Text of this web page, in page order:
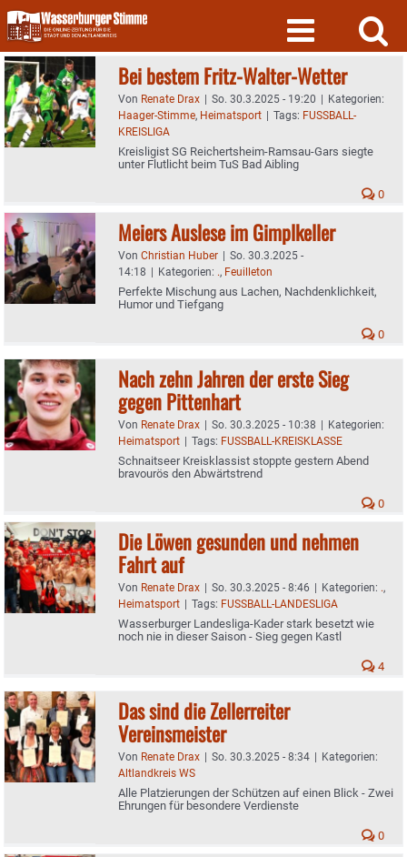
Skip
to
content
Bei bestem Fritz-Walter-Wetter
Von Renate Drax | So. 30.3.2025 - 19:20 | Kategorien:
Haager-Stimme, Heimatsport | Tags: FUSSBALL-
KREISLIGA
Kreisligist SG Reichertsheim-Ramsau-Gars siegte
unter Flutlicht beim TuS Bad Aibling
0
Meiers Auslese im Gimplkeller
Von Christian Huber | So. 30.3.2025 -
14:18 | Kategorien: ., Feuilleton
Perfekte Mischung aus Lachen, Nachdenklichkeit,
Humor und Tiefgang
0
Nach zehn Jahren der erste Sieg
gegen Pittenhart
Von Renate Drax | So. 30.3.2025 - 10:38 | Kategorien:
Heimatsport | Tags: FUSSBALL-KREISKLASSE
Schnaitseer Kreisklassist stoppte gestern Abend
bravourös den Abwärtstrend
0
Die Löwen gesunden und nehmen
Fahrt auf
Von Renate Drax | So. 30.3.2025 - 8:46 | Kategorien: .,
Heimatsport | Tags: FUSSBALL-LANDESLIGA
Wasserburger Landesliga-Kader stark besetzt wie
noch nie in dieser Saison - Sieg gegen Kastl
4
Das sind die Zellerreiter
Vereinsmeister
Von Renate Drax | So. 30.3.2025 - 8:34 | Kategorien:
Altlandkreis WS
Alle Platzierungen der Schützen auf einen Blick - Zwei
Ehrungen für besondere Verdienste
0